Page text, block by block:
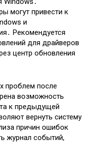
могут привести к
и
Рекомендуется
для драйверов
центр обновления
проблем после
возможность
к предыдущей
вернуть систему
причин ошибок
журнал событий,